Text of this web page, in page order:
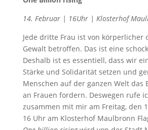
14. Februar | 16Uhr | Klosterhof
Jede dritte Frau ist von körperlicher
Gewalt betroffen. Das ist eine
Deshalb ist es essentiell, dass wir
Stärke und Solidarität setzen und
Menschen auf der ganzen Welt das
an Frauen fordern. Deswegen rufe
zusammen mit mir am Freitag, den
16 Uhr am Klosterhof Maulbronn